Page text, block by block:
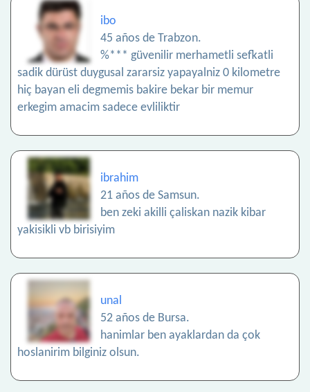
ibo
45 años de Trabzon.
%*** güvenilir merhametli sefkatli
sadik dürüst duygusal zararsiz yapayalniz 0 kilometre
hiç bayan eli degmemis bakire bekar bir memur
erkegim amacim sadece evliliktir
ibrahim
21 años de Samsun.
ben zeki akilli çaliskan nazik kibar
yakisikli vb birisiyim
unal
52 años de Bursa.
hanimlar ben ayaklardan da çok
hoslanirim bilginiz olsun.